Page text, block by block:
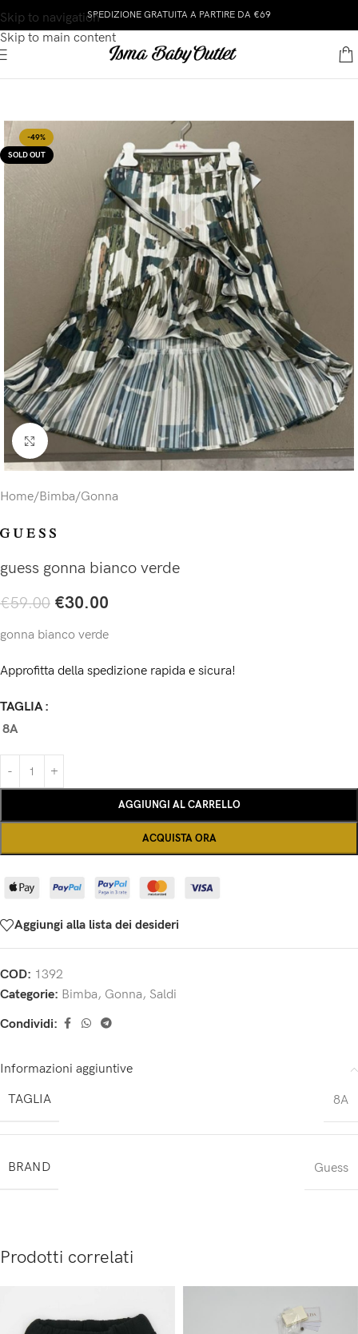
Skip to navigation
Skip to main content
SPEDIZIONE GRATUITA A PARTIRE DA €69
-49%
SOLD OUT
Click to enlarge
Home/Bimba/Gonna
guess gonna bianco verde
€59.00 €30.00
gonna bianco verde
Approfitta della spedizione rapida e sicura!
TAGLIA
8A
AGGIUNGI AL CARRELLO
ACQUISTA ORA
Aggiungi alla lista dei desideri
COD: 1392
Categorie: Bimba, Gonna, Saldi
Condividi:
Informazioni aggiuntive
TAGLIA
8A
BRAND Guess
Prodotti correlati